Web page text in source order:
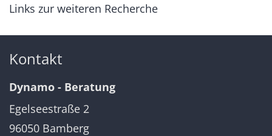
Links zur weiteren Recherche
Kontakt
Dynamo - Beratung
Egelseestraße 2
96050 Bamberg